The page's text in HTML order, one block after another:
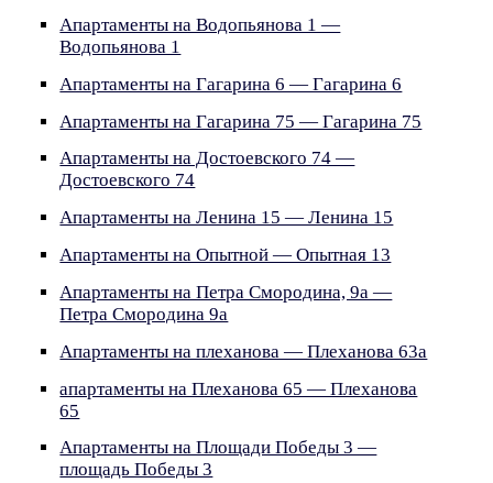
Апартаменты на Водопьянова 1 —
Водопьянова 1
Апартаменты на Гагарина 6 — Гагарина 6
Апартаменты на Гагарина 75 — Гагарина 75
Апартаменты на Достоевского 74 —
Достоевского 74
Апартаменты на Ленина 15 — Ленина 15
Апартаменты на Опытной — Опытная 13
Апартаменты на Петра Смородина, 9а —
Петра Смородина 9а
Апартаменты на плеханова — Плеханова 63а
апартаменты на Плеханова 65 — Плеханова
65
Апартаменты на Площади Победы 3 —
площадь Победы 3